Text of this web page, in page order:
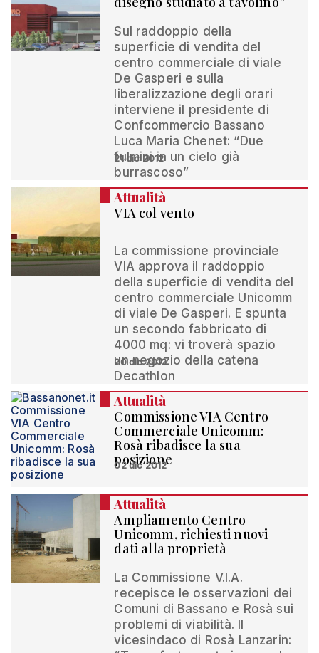
Sul raddoppio della
superficie di vendita del
centro commerciale di viale
De Gasperi e sulla
liberalizzazione degli orari
interviene il presidente di
Confcommercio Bassano
Luca Maria Chenet: “Due
fulmini in un cielo già
burrascoso”
21 dic 2012
Attualità
VIA col vento
La commissione provinciale
VIA approva il raddoppio
della superficie di vendita del
centro commerciale Unicomm
di viale De Gasperi. E spunta
un secondo fabbricato di
4000 mq: vi troverà spazio
un negozio della catena
Decathlon
20 dic 2012
Attualità
Commissione VIA Centro
Commerciale Unicomm:
Rosà ribadisce la sua
posizione
02 dic 2012
Attualità
Ampliamento Centro
Unicomm, richiesti nuovi
dati alla proprietà
La Commissione V.I.A.
recepisce le osservazioni dei
Comuni di Bassano e Rosà sui
problemi di viabilità. Il
vicesindaco di Rosà Lanzarin: